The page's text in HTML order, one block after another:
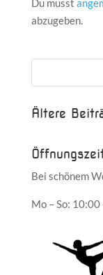
Du musst
abzugeben.
Ältere
Bei schönem
Mo – So: